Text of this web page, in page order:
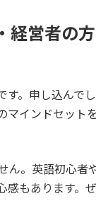
経営者の
す。申し込んで
インドセット
ん。英語初心者
もあります。